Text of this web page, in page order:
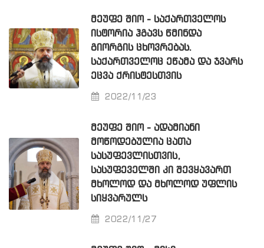
ᲛᲔᲣᲤᲔ ᲨᲘᲝ - ᲡᲐᲥᲐᲠᲗᲕᲔᲚᲝᲡ
ᲘᲡᲢᲝᲠᲘᲐ ᲰᲒᲐᲕᲡ ᲬᲛᲘᲜᲓᲐ
ᲒᲘᲝᲠᲒᲘᲡ ᲪᲮᲝᲕᲠᲔᲑᲐᲡ.
ᲡᲐᲥᲐᲠᲗᲕᲔᲚᲝᲪ ᲔᲬᲐᲛᲐ ᲓᲐ ᲯᲕᲐᲠᲡ
ᲔᲪᲕᲐ ᲥᲠᲘᲡᲢᲔᲡᲗᲕᲘᲡ
2022/11/23
ᲛᲔᲣᲤᲔ ᲨᲘᲝ - ᲐᲓᲐᲛᲘᲐᲜᲘ
ᲛᲝᲬᲝᲓᲔᲑᲣᲚᲘᲐ ᲪᲐᲗᲐ
ᲡᲐᲡᲣᲤᲔᲕᲚᲘᲡᲗᲕᲘᲡ,
ᲡᲐᲡᲣᲤᲔᲕᲔᲚᲨᲘ ᲙᲘ ᲨᲔᲕᲧᲐᲕᲐᲠᲗ
ᲛᲮᲝᲚᲝᲓ ᲓᲐ ᲛᲮᲝᲚᲝᲓ ᲣᲤᲚᲘᲡ
ᲡᲘᲧᲕᲐᲠᲣᲚᲡ
2022/11/27